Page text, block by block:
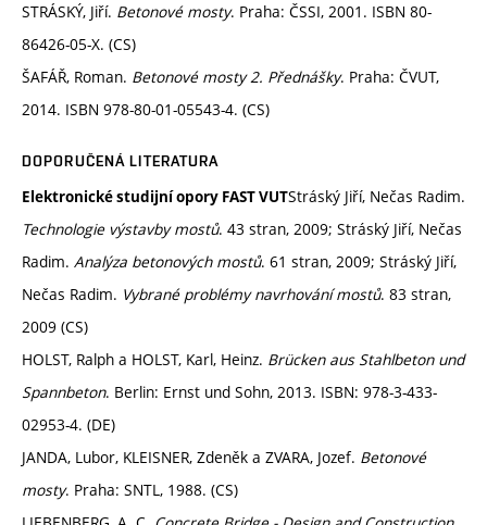
STRÁSKÝ, Jiří. Betonové mosty. Praha: ČSSI, 2001. ISBN 80-
86426-05-X. (CS)
ŠAFÁŘ, Roman. Betonové mosty 2. Přednášky. Praha: ČVUT,
2014. ISBN 978-80-01-05543-4. (CS)
DOPORUČENÁ LITERATURA
Elektronické studijní opory FAST VUTStráský Jiří, Nečas Radim.
Technologie výstavby mostů. 43 stran, 2009; Stráský Jiří, Nečas
Radim. Analýza betonových mostů. 61 stran, 2009; Stráský Jiří,
Nečas Radim. Vybrané problémy navrhování mostů. 83 stran,
2009 (CS)
HOLST, Ralph a HOLST, Karl, Heinz. Brücken aus Stahlbeton und
Spannbeton. Berlin: Ernst und Sohn, 2013. ISBN: 978-3-433-
02953-4. (DE)
JANDA, Lubor, KLEISNER, Zdeněk a ZVARA, Jozef. Betonové
mosty. Praha: SNTL, 1988. (CS)